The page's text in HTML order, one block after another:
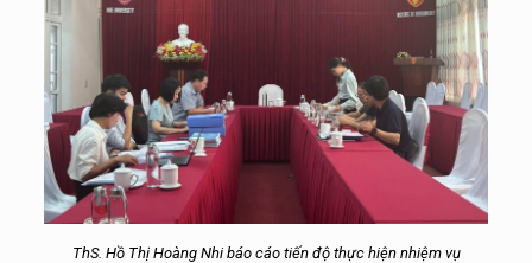
ThS. Hồ Thị Hoàng Nhi báo cáo tiến độ thực hiện nhiệm vụ